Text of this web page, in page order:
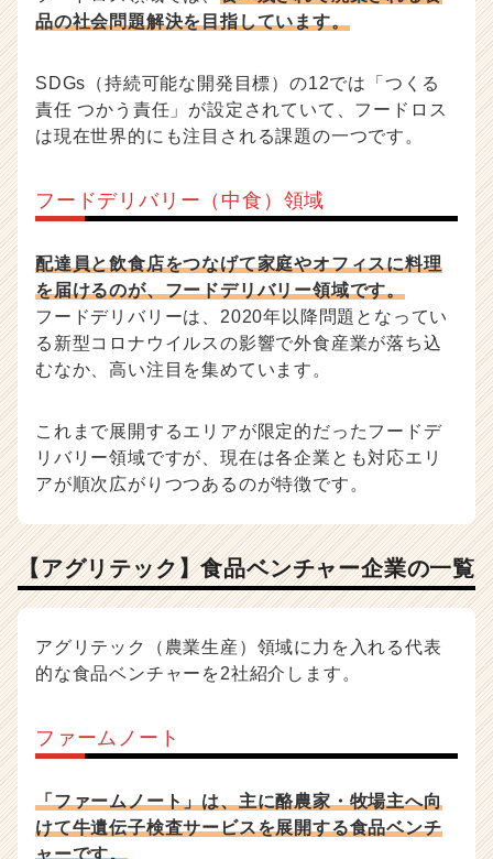
品の社会問題解決を目指しています。
SDGs（持続可能な開発目標）の12では「つくる
責任 つかう責任」が設定されていて、フードロス
は現在世界的にも注目される課題の一つです。
フードデリバリー（中食）領域
配達員と飲食店をつなげて家庭やオフィスに料理
を届けるのが、フードデリバリー領域です。
フードデリバリーは、2020年以降問題となってい
る新型コロナウイルスの影響で外食産業が落ち込
むなか、高い注目を集めています。
これまで展開するエリアが限定的だったフードデ
リバリー領域ですが、現在は各企業とも対応エリ
アが順次広がりつつあるのが特徴です。
【アグリテック】食品ベンチャー企業の一覧
アグリテック（農業生産）領域に力を入れる代表
的な食品ベンチャーを2社紹介します。
ファームノート
「ファームノート」は、主に酪農家・牧場主へ向
けて牛遺伝子検査サービスを展開する食品ベンチ
ャーです。